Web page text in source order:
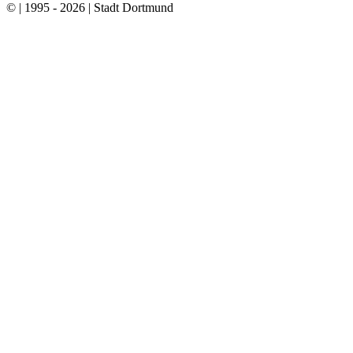
© | 1995 - 2026 | Stadt Dortmund